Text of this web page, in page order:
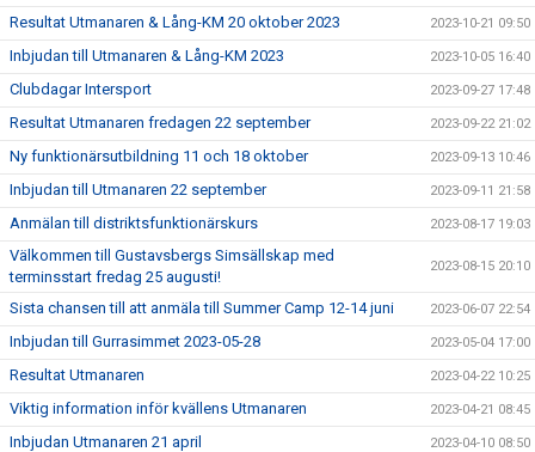
Resultat Utmanaren & Lång-KM 20 oktober 2023 2023-10-21 09:50
Inbjudan till Utmanaren & Lång-KM 2023 2023-10-05 16:40
Clubdagar Intersport 2023-09-27 17:48
Resultat Utmanaren fredagen 22 september 2023-09-22 21:02
Ny funktionärsutbildning 11 och 18 oktober 2023-09-13 10:46
Inbjudan till Utmanaren 22 september 2023-09-11 21:58
Anmälan till distriktsfunktionärskurs 2023-08-17 19:03
Välkommen till Gustavsbergs Simsällskap med
terminsstart fredag 25 augusti!
2023-08-15 20:10
Sista chansen till att anmäla till Summer Camp 12-14 juni 2023-06-07 22:54
Inbjudan till Gurrasimmet 2023-05-28 2023-05-04 17:00
Resultat Utmanaren 2023-04-22 10:25
Viktig information inför kvällens Utmanaren 2023-04-21 08:45
Inbjudan Utmanaren 21 april 2023-04-10 08:50